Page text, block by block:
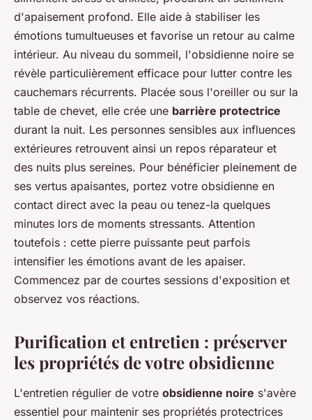
d'apaisement profond. Elle aide à stabiliser les
émotions tumultueuses et favorise un retour au calme
intérieur. Au niveau du sommeil, l'obsidienne noire se
révèle particulièrement efficace pour lutter contre les
cauchemars récurrents. Placée sous l'oreiller ou sur la
table de chevet, elle crée une barrière protectrice
durant la nuit. Les personnes sensibles aux influences
extérieures retrouvent ainsi un repos réparateur et
des nuits plus sereines. Pour bénéficier pleinement de
ses vertus apaisantes, portez votre obsidienne en
contact direct avec la peau ou tenez-la quelques
minutes lors de moments stressants. Attention
toutefois : cette pierre puissante peut parfois
intensifier les émotions avant de les apaiser.
Commencez par de courtes sessions d'exposition et
observez vos réactions.
Purification et entretien : préserver
les propriétés de votre obsidienne
L'entretien régulier de votre obsidienne noire s'avère
essentiel pour maintenir ses propriétés protectrices